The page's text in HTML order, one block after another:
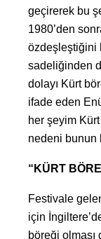
geçirerek bu
1980’den
özdeşleştiğini
sadeliğinden
dolayı Kürt
ifade eden
her şeyim
nedeni bunun
“KÜRT
Festivale
için
böreği